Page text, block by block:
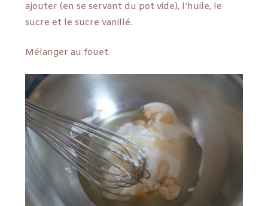
ajouter (en se servant du pot vide), l’huile, le
sucre et le sucre vanillé.
Mélanger au fouet.